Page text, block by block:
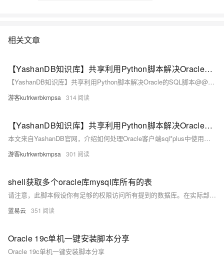
相关文章
【YashanDB知识库】共享利用Python脚本解决Oracle的SQL脚本@@用法
【YashanDB知识库】共享利用Python脚本解决Oracle的SQL脚本@@用法
游客kufrkwrbkmpsa 314
【YashanDB知识库】共享利用Python脚本解决Oracle的SQL脚本@@用法
本文来自YashanDB官网，介绍如何处理Oracle客户端sql*plus中使用@@调用同级目录SQL脚本的场景。崖山数据库23.2.x.100已支持@@用法，但旧版本可通过Python脚本批量重写SQL文件，将@@替换为绝对路径。文章通过Oracle示例展示了具体用法，并提供Python脚本实现自动化处理，最后调整批处理脚本以适配YashanDB运行环境。
游客kufrkwrbkmpsa 301
shell获取多个oracle库mysql库所有的表
请注意，此脚本假设你有足够的权限访问所有提到的数据库。在实际部署前，请确保对脚本中的数据库凭据、主机名和端口进行适当的修改和验证。此外，处理数据库操作时，务必谨慎操作，避免因错误的脚本执行造成数据损坏或服务中断。
蓝易云 351
Oracle 19c单机一键安装脚本分享
Oracle 19c单机一键安装脚本分享